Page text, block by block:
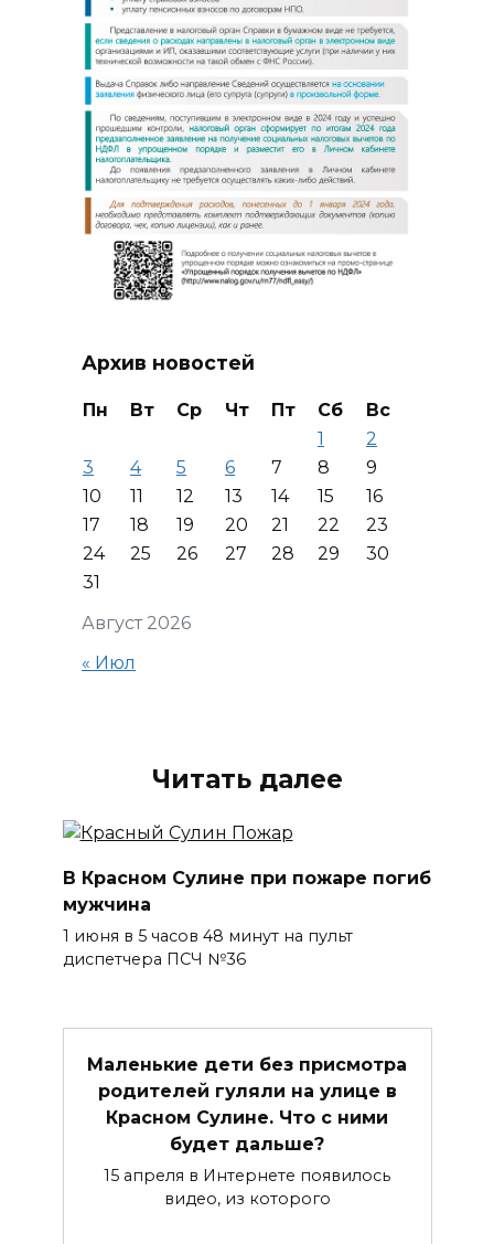
Архив новостей
Август 2026
Пн Вт Ср Чт Пт Сб
Вс
1
2
3
4 5 6 7 8
9
10
11 12 13 14 15
16
17
18 19 20 21 22
23
24
25 26 27 28 29
30
31
« Июл
Читать далее
В Красном Сулине при пожаре погиб
мужчина
1 июня в 5 часов 48 минут на пульт
диспетчера ПСЧ №36
Маленькие дети без присмотра
родителей гуляли на улице в
Красном Сулине. Что с ними
будет дальше?
15 апреля в Интернете появилось
видео, из которого